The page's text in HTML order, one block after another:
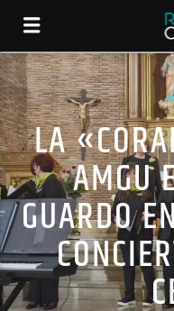
LA
AMGU
GUARDO